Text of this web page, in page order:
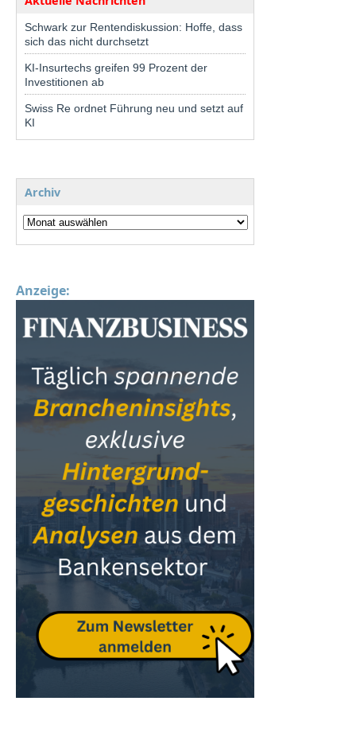
Schwark zur Rentendiskussion: Hoffe, dass
sich das nicht durchsetzt
KI-Insurtechs greifen 99 Prozent der
Investitionen ab
Swiss Re ordnet Führung neu und setzt auf
KI
Archiv
Anzeige: